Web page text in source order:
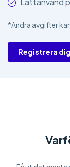
*Andra avgifter
Registrera dig